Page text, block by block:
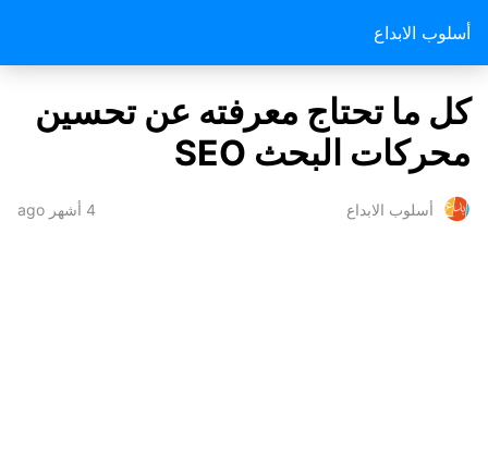
أسلوب الابداع
كل ما تحتاج معرفته عن تحسين
محركات البحث SEO
أسلوب الابداع 4 أشهر ago